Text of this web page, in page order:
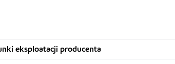
eksploatacji producenta